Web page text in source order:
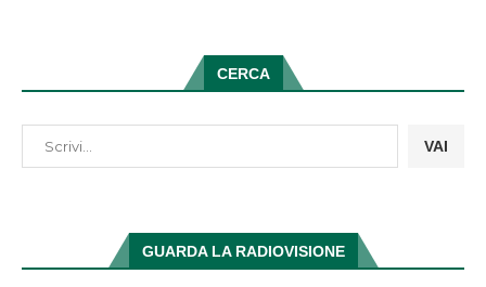
CERCA
VAI
GUARDA LA RADIOVISIONE